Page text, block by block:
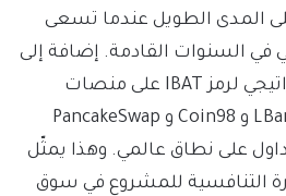
المدى الطويل عندما تسعى
السنوات القادمة. إضافة إلى
ذلك، فإنّ الإدراج الاستراتيجي لرمز IBAT على منصات
التداول العالمية مثل LBank و Coin98 و PancakeSwap
على نطاق عالمي. وهذا يمثّل
التنافسية للمشروع في سوق